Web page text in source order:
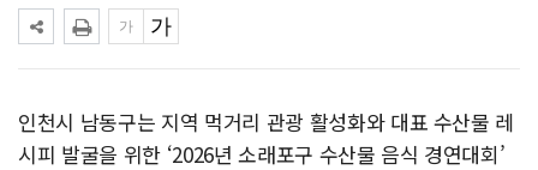
인천시 남동구는 지역 먹거리 관광 활성화와 대표 수산물 레
시피 발굴을 위한 ‘2026년 소래포구 수산물 음식 경연대회’